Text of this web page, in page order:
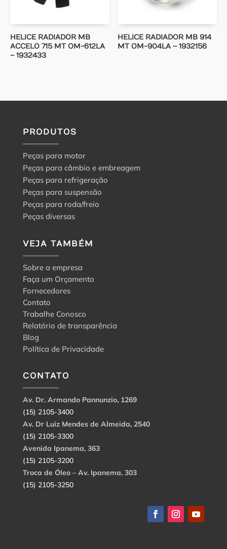
HELICE RADIADOR MB
ACCELO 715 MT OM-612LA
– 1932433
HELICE RADIADOR MB 914
MT OM-904LA – 1932156
PRODUTOS
Peças para motor
Peças para câmbio e embreagem
Peças para refrigeração
Peças para suspensão
Peças para roda/freio
Peças diversas
VEJA TAMBÉM
Sobre a empresa
Faça um Orçamento
Fornecedores
Contato
Trabalhe Conosco
Relatório de transparência
Blog
Política de Privacidade
CONTATO
Av. Dr. Armando Pannunzio, 1269
(15) 2105-3400
Av. Dr Luiz Mendes de Almeida, 2540
(15) 2105-3300
Avenida Ipanema, 363
(15) 2105-3200
Troca de Óleo – Av. Ipanema, 303
(15) 2105-3250